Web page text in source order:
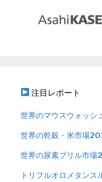
注目レポート
世界のマウスウォッ
世界の乾穀・米市場
世界の尿素プリル市
トリフルオロメタン